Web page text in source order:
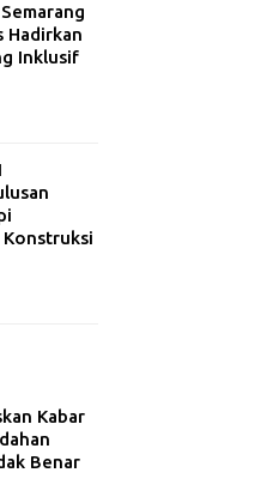
Hadirkan
Inklusif
Kabar
Benar